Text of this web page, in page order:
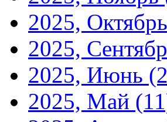
2025, Октябрь
2025,
2025, Июнь
2025, Май